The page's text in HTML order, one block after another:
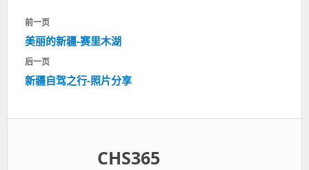
文
章
导
航
前一页
上
一
美丽的新疆-赛里木湖
后一页
下
新疆自驾之行-照片分享
CHS365